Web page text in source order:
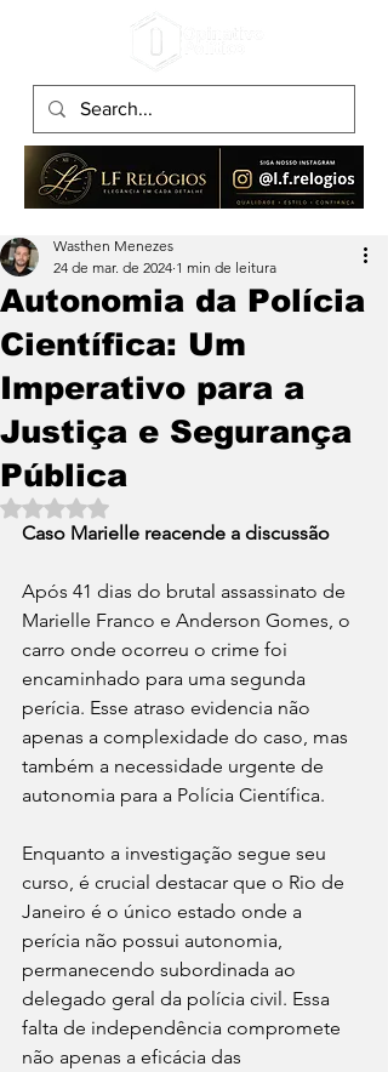
Autonomia da Polícia
Científica: Um
Imperativo para a
Justiça e Segurança
Pública
Wasthen Menezes
24 de mar. de 2024 1 min de leitura
Avaliado com NaN de 5 estrelas.
Caso Marielle reacende a discussão
Após 41 dias do brutal assassinato de
Marielle Franco e Anderson Gomes, o
carro onde ocorreu o crime foi
encaminhado para uma segunda
perícia. Esse atraso evidencia não
apenas a complexidade do caso, mas
também a necessidade urgente de
autonomia para a Polícia Científica.
Enquanto a investigação segue seu
curso, é crucial destacar que o Rio de
Janeiro é o único estado onde a
perícia não possui autonomia,
permanecendo subordinada ao
delegado geral da polícia civil. Essa
falta de independência compromete
não apenas a eficácia das